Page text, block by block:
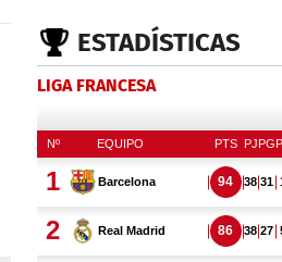
ESTADÍSTICAS
LIGA FRANCESA